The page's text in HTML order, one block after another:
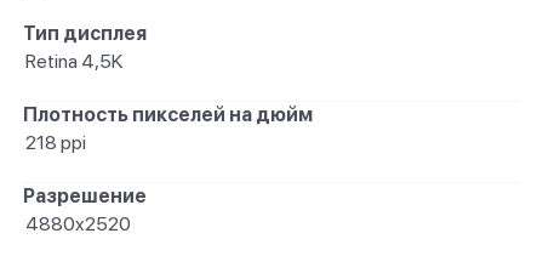
Тип дисплея
Retina 4,5K
Плотность пикселей на дюйм
218 ppi
Разрешение
4880x2520